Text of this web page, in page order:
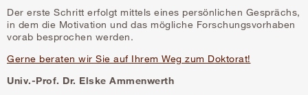
Der erste Schritt erfolgt mittels eines persönlichen Gesprächs,
in dem die Motivation und das mögliche Forschungsvorhaben
vorab besprochen werden.
Gerne beraten wir Sie auf Ihrem Weg zum Doktorat!
Univ.-Prof. Dr. Elske Ammenwerth